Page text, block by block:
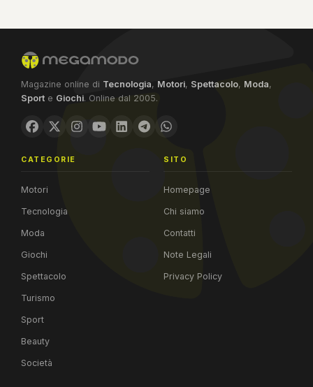
Magazine online di Tecnologia, Motori, Spettacolo, Moda,
Sport e Giochi. Online dal 2005.
CATEGORIE
Motori
Tecnologia
Moda
Giochi
Spettacolo
Turismo
Sport
Beauty
Società
SITO
Homepage
Chi siamo
Contatti
Note Legali
Privacy Policy